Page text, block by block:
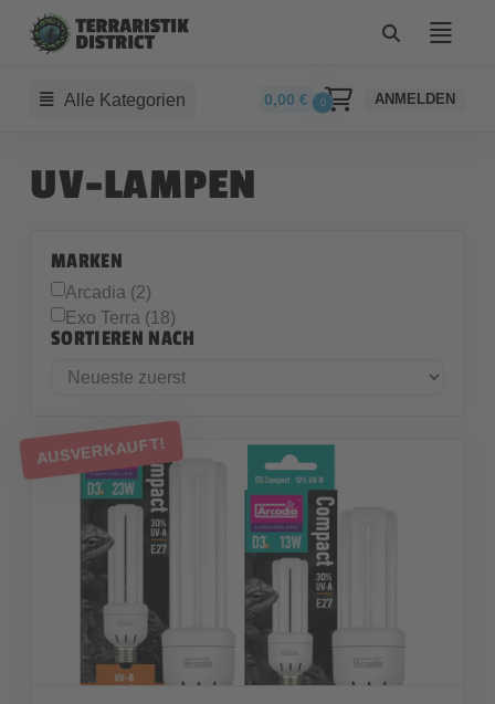
Alle Kategorien 0,00€ 0 ANMELDEN
UV-LAMPEN
MARKEN
Arcadia (2)
Exo Terra (18)
SORTIEREN NACH
AUSVERKAUFT!